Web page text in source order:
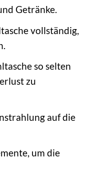
Getränke.
vollständig,
so selten
zu
auf die
um die